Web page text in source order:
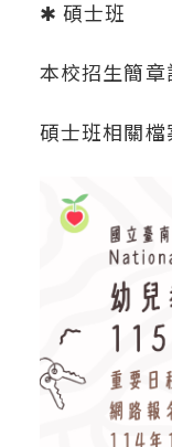
✱ 碩士班
本校招生簡
碩士班相關